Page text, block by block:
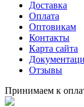
Доставка
Оплата
Оптовикам
Контакты
Карта сайта
Отзывы
Принимаем к